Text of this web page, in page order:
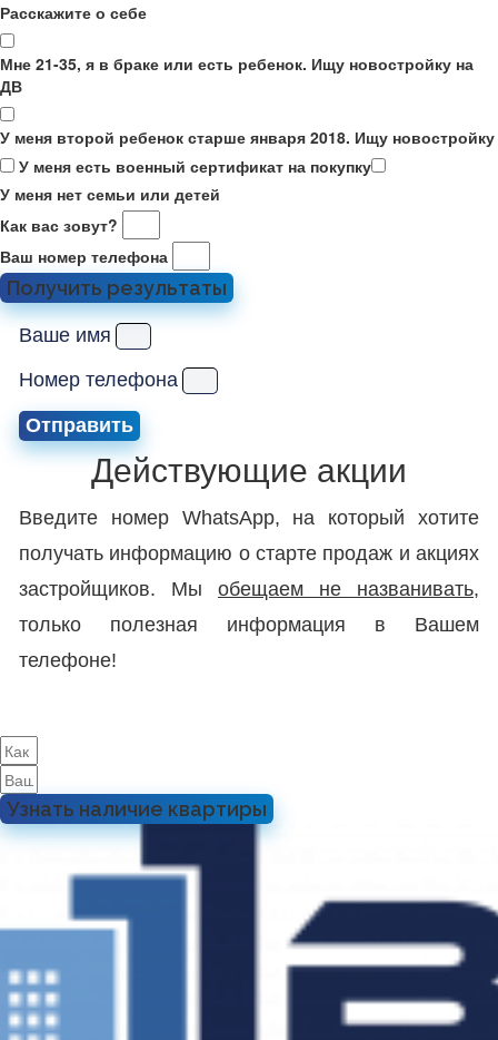
Расскажите о себе
Мне 21-35, я в браке или есть ребенок. Ищу новостройку на
ДВ
У меня второй ребенок старше января 2018. Ищу новостройку
У меня есть военный сертификат на покупку
У меня нет семьи или детей
Как вас зовут?
Ваш номер телефона
Получить результаты
Ваше имя
Номер телефона
Отправить
Действующие акции
Введите номер WhatsApp, на который хотите
получать информацию о старте продаж и акциях
застройщиков. Мы обещаем не названивать,
только полезная информация в Вашем
телефоне!
Узнать наличие квартиры